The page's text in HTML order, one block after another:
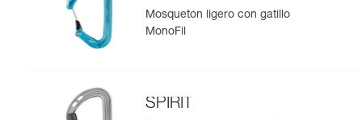
Mosquetón ligero con gatillo
MonoFil
SPIRIT